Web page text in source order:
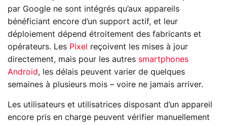
par Google ne sont intégrés qu’aux appareils
bénéficiant encore d’un support actif, et leur
déploiement dépend étroitement des fabricants et
opérateurs. Les Pixel
reçoivent les mises à jour
directement, mais pour les autres smartphones
Android, les délais peuvent varier de quelques
semaines à plusieurs mois – voire ne jamais arriver.
Les utilisateurs et utilisatrices disposant d’un appareil
encore pris en charge peuvent vérifier manuellement